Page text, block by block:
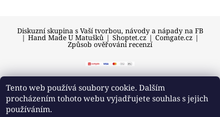
Diskuzní skupina s Vaší tvorbou, návody a nápady na FB
| Hand Made U Matušků | Shoptet.cz | Comgate.cz |
Způsob ověřování recenzí
2026 © U Matušků, všechna práva vyhrazena
Tento web používá soubory cookie. Dalším
procházením tohoto webu vyjadřujete souhlas s jejich
používáním.